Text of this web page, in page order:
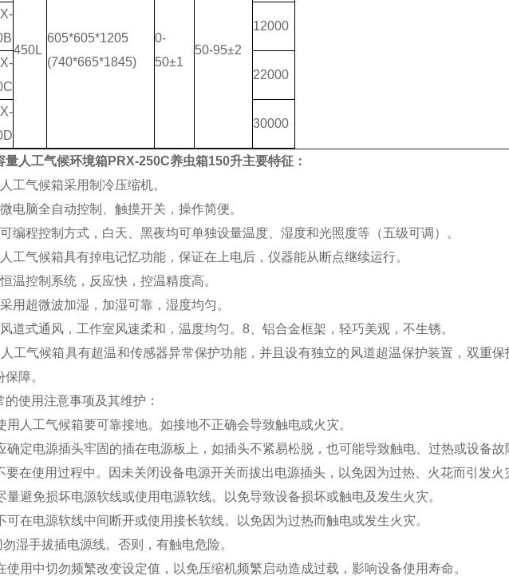
450L
605*605*1205
(740*665*1845)
0-
50±1
50-95±2
12000
22000
30000
量人工气候环境箱PRX-250C养虫箱150升主要特征：
工气候箱采用制冷压缩机。
电脑全自动控制、触摸开关，操作简便。
编程控制方式，白天、黑夜均可单独设量温度、湿度和光照度等（五级可调）。
工气候箱具有掉电记忆功能，保证在上电后，仪器能从断点继续运行。
温控制系统，反应快，控温精度高。
用超微波加湿，加湿可靠，湿度均匀。
道式通风，工作室风速柔和，温度均匀。8、铝合金框架，轻巧美观，不生锈。
工气候箱具有超温和传感器异常保护功能，并且设有独立的风道超温保护装置，双重
保障。
的使用注意事项及其维护：
用人工气候箱要可靠接地。如接地不正确会导致触电或火灾。
确定电源插头牢固的插在电源板上，如插头不紧易松脱，也可能导致触电、过热或设备故
要在使用过程中。因未关闭设备电源开关而拔出电源插头，以免因为过热、火花而引发火
量避免损坏电源软线或使用电源软线。以免导致设备损坏或触电及发生火灾。
可在电源软线中间断开或使用接长软线。以免因为过热而触电或发生火灾。
勿湿手拔插电源线。否则，有触电危险。
使用中切勿频繁改变设定值，以免压缩机频繁启动造成过载，影响设备使用寿命。